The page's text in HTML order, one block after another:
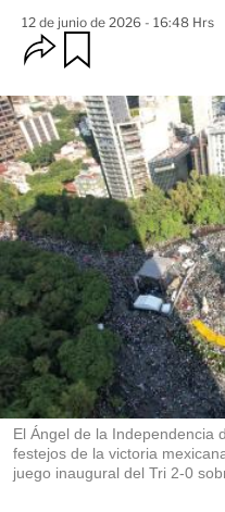
12 de junio de 2026 - 16:48 Hrs
O
p
i
o
n
e
s
d
e
c
o
m
p
a
r
t
i
r
r
d
a
r
El Ángel de la Independencia
festejos de la victoria
juego inaugural del Tri 2-0